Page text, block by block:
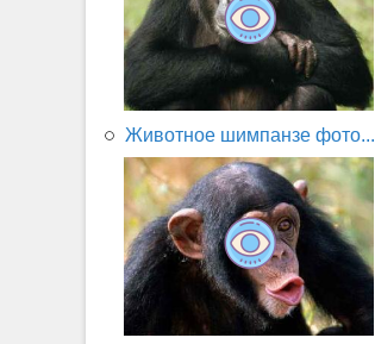
Животное шимпанзе фото...